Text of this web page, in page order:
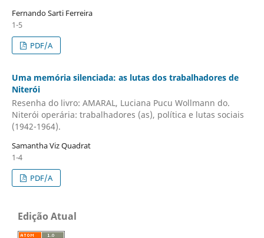
Fernando Sarti Ferreira
1-5
PDF/A
Uma memória silenciada: as lutas dos trabalhadores de
Niterói
Resenha do livro: AMARAL, Luciana Pucu Wollmann do.
Niterói operária: trabalhadores (as), política e lutas sociais
(1942-1964).
Samantha Viz Quadrat
1-4
PDF/A
Edição Atual